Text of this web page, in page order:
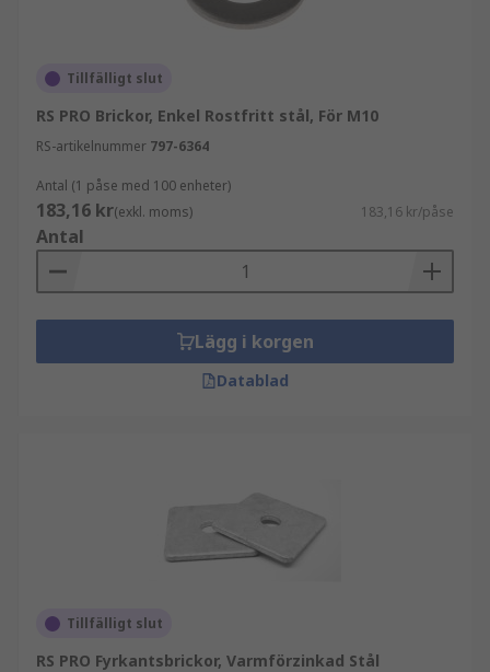
Tillfälligt slut
RS PRO Brickor, Enkel Rostfritt stål, För M10
RS-artikelnummer 797-6364
Antal (1 påse med 100 enheter)
183,16 kr(exkl. moms) 183,16 kr/påse
Antal
Lägg i korgen
Datablad
Tillfälligt slut
RS PRO Fyrkantsbrickor, Varmförzinkad Stål